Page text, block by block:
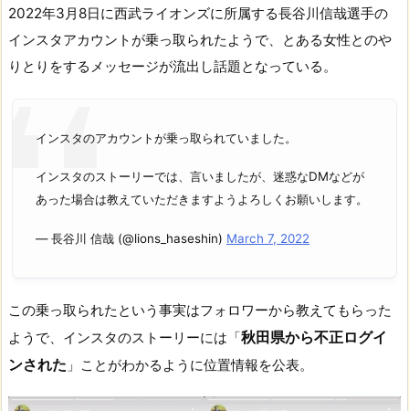
2022年3月8日に西武ライオンズに所属する長谷川信哉選手の
インスタアカウントが乗っ取られたようで、とある女性とのや
りとりをするメッセージが流出し話題となっている。
インスタのアカウントが乗っ取られていました。
インスタのストーリーでは、言いましたが、迷惑なDMなどが
あった場合は教えていただきますようよろしくお願いします。
— 長谷川 信哉 (@lions_haseshin) March 7, 2022
この乗っ取られたという事実はフォロワーから教えてもらった
ようで、インスタのストーリーには「秋田県から不正ログイ
ンされた 」ことがわかるように位置情報を公表。